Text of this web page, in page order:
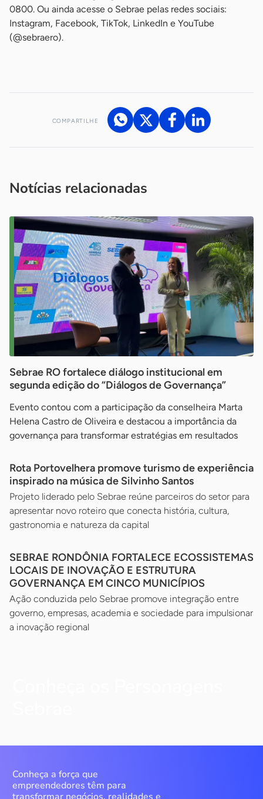
0800. Ou ainda acesse o Sebrae pelas redes sociais:
Instagram, Facebook, TikTok, LinkedIn e YouTube
(@sebraero).
COMPARTILHE
Notícias relacionadas
Sebrae RO fortalece diálogo institucional em
segunda edição do “Diálogos de Governança”
Evento contou com a participação da conselheira Marta
Helena Castro de Oliveira e destacou a importância da
governança para transformar estratégias em resultados
Rota Portovelhera promove turismo de experiência
inspirado na música de Silvinho Santos
Projeto liderado pelo Sebrae reúne parceiros do setor para
apresentar novo roteiro que conecta história, cultura,
gastronomia e natureza da capital
SEBRAE RONDÔNIA FORTALECE ECOSSISTEMAS
LOCAIS DE INOVAÇÃO E ESTRUTURA
GOVERNANÇA EM CINCO MUNICÍPIOS
Ação conduzida pelo Sebrae promove integração entre
governo, empresas, academia e sociedade para impulsionar
a inovação regional
Conheça a força que
empreendedores têm para